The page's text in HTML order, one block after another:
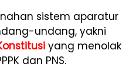
sistem aparatur
undang, yakni
yang menolak
dan PNS.